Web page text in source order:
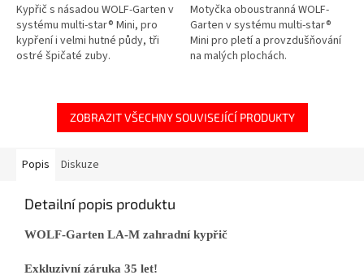
Kypřič s násadou WOLF-Garten v
systému multi-star® Mini, pro
kypření i velmi hutné půdy, tři
ostré špičaté zuby.
Motyčka oboustranná WOLF-
Garten v systému multi-star®
Mini pro pletí a provzdušňování
na malých plochách.
ZOBRAZIT VŠECHNY SOUVISEJÍCÍ PRODUKTY
Popis Diskuze
Detailní popis produktu
WOLF-Garten LA-M zahradní kypřič
Exkluzivní záruka 35 let!